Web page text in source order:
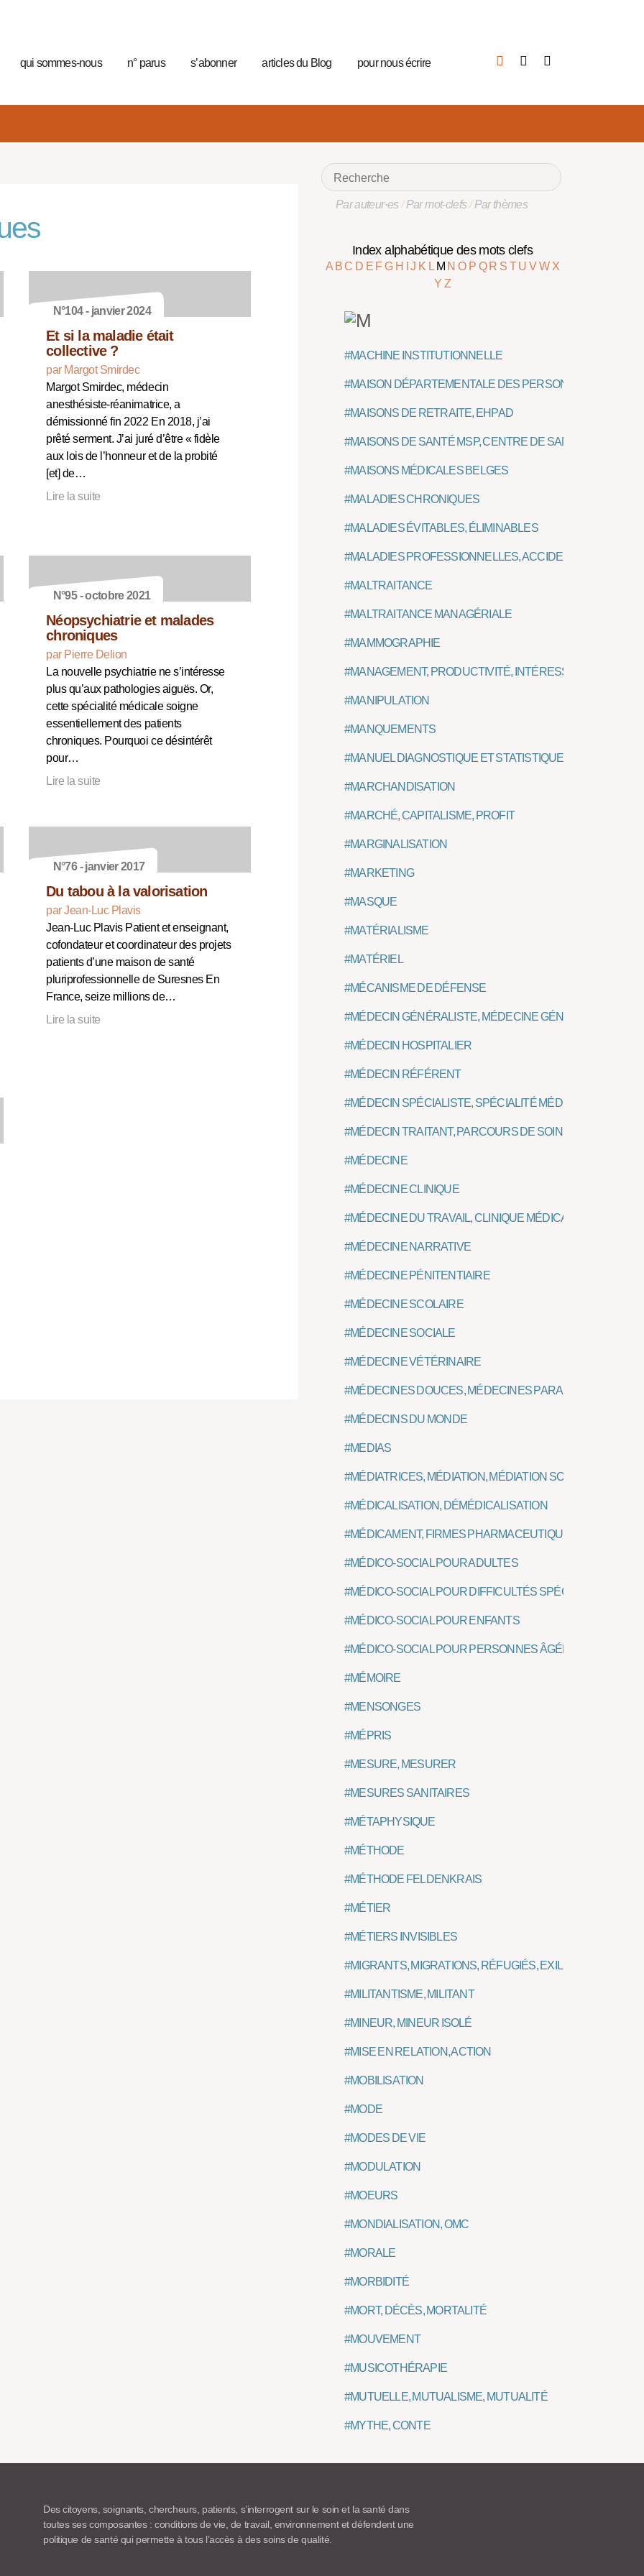
qui sommes-nous n° parus s’abonner articles du Blog pour nous écrire
N°104 - janvier 2024
Et si la maladie était
collective ?
par Margot Smirdec
Margot Smirdec, médecin
anesthésiste-réanimatrice, a
démissionné fin 2022 En 2018, j’ai
prêté serment. J’ai juré d’être « fidèle
aux lois de l’honneur et de la probité
[et] de…
Lire la suite
N°95 - octobre 2021
Néopsychiatrie et malades
chroniques
par Pierre Delion
La nouvelle psychiatrie ne s’intéresse
plus qu’aux pathologies aiguës. Or,
cette spécialité médicale soigne
essentiellement des patients
chroniques. Pourquoi ce désintérêt
pour…
Lire la suite
N°76 - janvier 2017
Du tabou à la valorisation
par Jean-Luc Plavis
Jean-Luc Plavis Patient et enseignant,
cofondateur et coordinateur des projets
patients d’une maison de santé
pluriprofessionnelle de Suresnes En
France, seize millions de…
Lire la suite
Par auteur·es/Par mot-clefs/Par thèmes
Index alphabétique des mots clefs
A BC D E FG H IJ K L M NO P Q R S TUVW X
Y Z
#MACHINE INSTITUTIONNELLE
#MAISON DÉPARTEMENTALE DES PERSONNES
#MAISONS DE RETRAITE, EHPAD
#MAISONS DE SANTÉ MSP, CENTRE DE SANTÉ, PÔLE DE
#MAISONS MÉDICALES BELGES
#MALADIES CHRONIQUES
#MALADIES ÉVITABLES, ÉLIMINABLES
#MALADIES PROFESSIONNELLES, ACCIDENT DU
#MALTRAITANCE
#MALTRAITANCE MANAGÉRIALE
#MAMMOGRAPHIE
#MANAGEMENT, PRODUCTIVITÉ, INTÉRESSEMENT
#MANIPULATION
#MANQUEMENTS
#MANUEL DIAGNOSTIQUE ET STATISTIQUE DES
#MARCHANDISATION
#MARCHÉ, CAPITALISME, PROFIT
#MARGINALISATION
#MARKETING
#MASQUE
#MATÉRIALISME
#MATÉRIEL
#MÉCANISME DE DÉFENSE
#MÉDECIN GÉNÉRALISTE, MÉDECINE GÉNÉRALE,
#MÉDECIN HOSPITALIER
#MÉDECIN RÉFÉRENT
#MÉDECIN SPÉCIALISTE, SPÉCIALITÉ MÉDICALE
#MÉDECIN TRAITANT, PARCOURS DE SOINS
#MÉDECINE
#MÉDECINE CLINIQUE
#MÉDECINE DU TRAVAIL, CLINIQUE MÉDICALE DU
#MÉDECINE NARRATIVE
#MÉDECINE PÉNITENTIAIRE
#MÉDECINE SCOLAIRE
#MÉDECINE SOCIALE
#MÉDECINE VÉTÉRINAIRE
#MÉDECINES DOUCES, MÉDECINES PARALLÈLES OU
#MÉDECINS DU MONDE
#MEDIAS
#MÉDIATRICES, MÉDIATION, MÉDIATION SOCIALE
#MÉDICALISATION, DÉMÉDICALISATION
#MÉDICAMENT, FIRMES PHARMACEUTIQUES
#MÉDICO-SOCIAL POUR ADULTES
#MÉDICO-SOCIAL POUR DIFFICULTÉS SPÉCIFIQUES
#MÉDICO-SOCIAL POUR ENFANTS
#MÉDICO-SOCIAL POUR PERSONNES ÂGÉES
#MÉMOIRE
#MENSONGES
#MÉPRIS
#MESURE, MESURER
#MESURES SANITAIRES
#MÉTAPHYSIQUE
#MÉTHODE
#MÉTHODE FELDENKRAIS
#MÉTIER
#MÉTIERS INVISIBLES
#MIGRANTS, MIGRATIONS, RÉFUGIÉS, EXILÉS
#MILITANTISME, MILITANT
#MINEUR, MINEUR ISOLÉ
#MISE EN RELATION, ACTION
#MOBILISATION
#MODE
#MODES DE VIE
#MODULATION
#MOEURS
#MONDIALISATION, OMC
#MORALE
#MORBIDITÉ
#MORT, DÉCÈS, MORTALITÉ
#MOUVEMENT
#MUSICOTHÉRAPIE
#MUTUELLE, MUTUALISME, MUTUALITÉ
#MYTHE, CONTE
Des citoyens, soignants, chercheurs, patients, s’interrogent sur le soin et la santé dans
toutes ses composantes : conditions de vie, de travail, environnement et défendent une
politique de santé qui permette à tous l’accès à des soins de qualité.